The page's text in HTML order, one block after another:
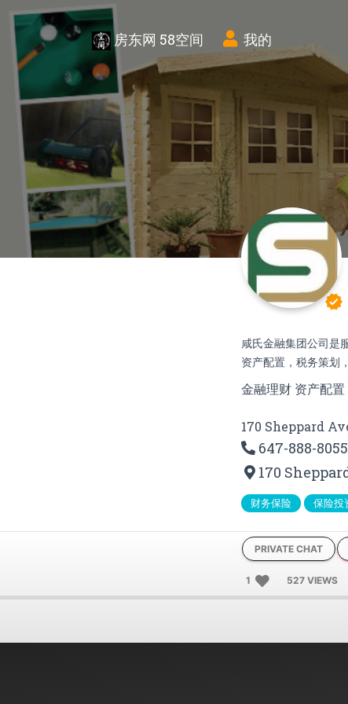
房东网 58空间 我的
verified
咸氏金融集团公司是
资产配置，税务策划
金融理财 资产配
170 Sheppard
647-888-8055
170
财务保险 保险投
PRIVATE CHAT
1 527 VIEWS